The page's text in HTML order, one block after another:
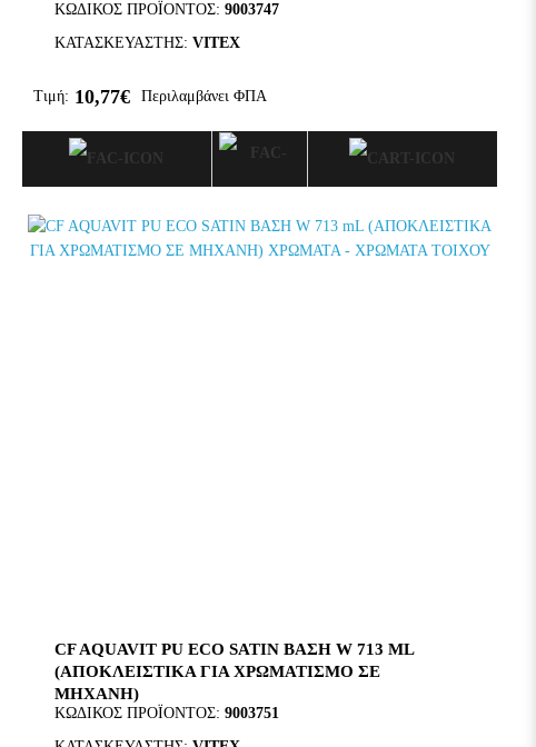
ΚΩΔΙΚΌΣ ΠΡΟΪΌΝΤΟΣ: 9003747
ΚΑΤΑΣΚΕΥΑΣΤΉΣ: VITEX
Τιμή: 10,77€ Περιλαμβάνει ΦΠΑ
CF AQUAVIT PU ECO SATIN ΒΑΣΗ W 713 ML
(ΑΠΟΚΛΕΙΣΤΙΚΑ ΓΙΑ ΧΡΩΜΑΤΙΣΜΟ ΣΕ
ΜΗΧΑΝΗ)
ΚΩΔΙΚΌΣ ΠΡΟΪΌΝΤΟΣ: 9003751